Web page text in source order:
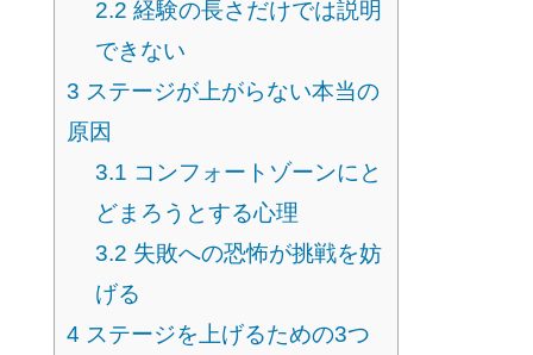
2.2 経験の長さだけでは説明
できない
3 ステージが上がらない本当の
原因
3.1 コンフォートゾーンにと
どまろうとする心理
3.2 失敗への恐怖が挑戦を妨
げる
4 ステージを上げるための3つ